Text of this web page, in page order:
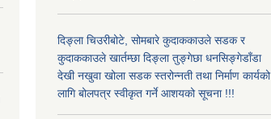
दिङ्ला चिउरीबोटे, सोमबारे कुदाककाउले सडक र
कुदाककाउले खार्तम्छा दिङ्ला तुङ्गेछा धनसिङ्गेडाँडा
देखी नखुवा खोला सडक स्तरोन्नती तथा निर्माण कार्यको
लागि बोलपत्र स्वीकृत गर्ने आशयको सूचना !!!